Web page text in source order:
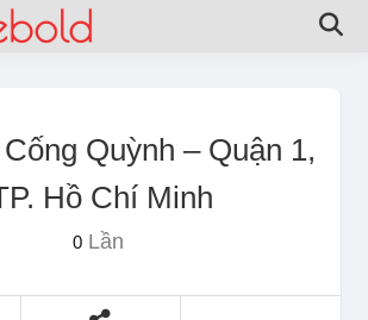
Quỳnh – Quận 1,
Hồ Chí Minh
0Lần